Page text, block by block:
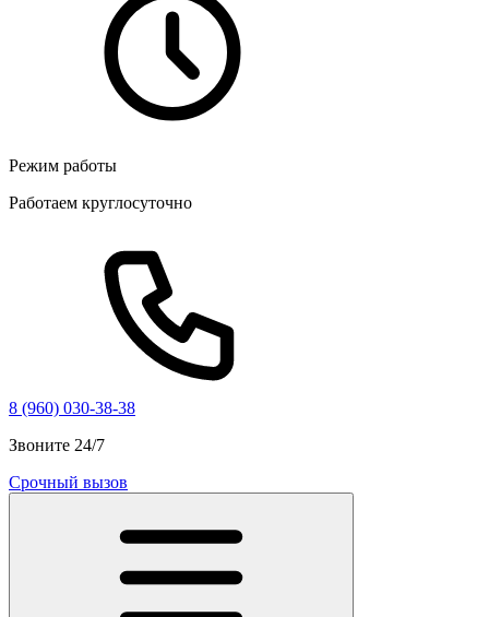
Режим работы
Работаем круглосуточно
8 (960) 030-38-38
Звоните 24/7
Срочный вызов